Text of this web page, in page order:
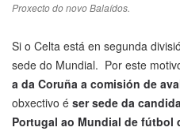
Proxecto do novo Balaídos.
Si o Celta está en segunda
sede do Mundial. Por este
a da Coruña a comisión de
obxectivo é ser sede da
Portugal ao Mundial de fútbol